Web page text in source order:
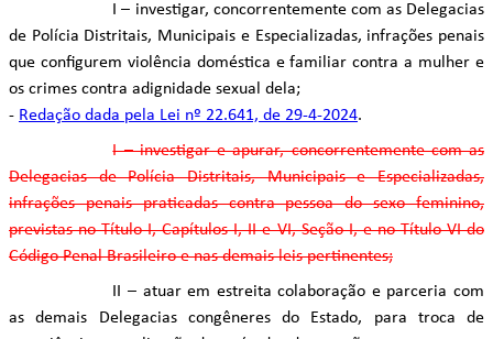
I – investigar, concorrentemente com as Delegacias
de Polícia Distritais, Municipais e Especializadas, infrações penais
que configurem violência doméstica e familiar contra a mulher e
os crimes contra adignidade sexual dela;
- Redação dada pela Lei nº 22.641, de 29-4-2024.
I – investigar e apurar, concorrentemente com as
Delegacias de Polícia Distritais, Municipais e Especializadas,
infrações penais praticadas contra pessoa do sexo feminino,
previstas no Título I, Capítulos I, II e VI, Seção I, e no Título VI do
Código Penal Brasileiro e nas demais leis pertinentes;
II – atuar em estreita colaboração e parceria com
as demais Delegacias congêneres do Estado, para troca de